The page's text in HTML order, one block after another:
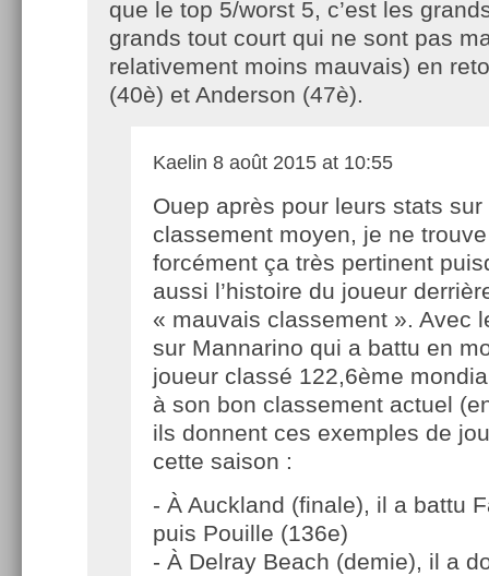
que le top 5/worst 5, c’est les
grands tout court qui ne sont pas
relativement moins mauvais) en
(40è) et Anderson (47è).
Kaelin 8 août 2015 at 10:55
Ouep après pour leurs stats sur
classement moyen, je ne
forcément ça très pertinent
aussi l’histoire du joueur
« mauvais classement ». Avec
sur Mannarino qui a battu en
joueur classé 122,6ème
à son bon classement actuel
ils donnent ces exemples de
cette saison :
- À Auckland (finale), il a battu
puis Pouille (136e)
- À Delray Beach (demie), il a